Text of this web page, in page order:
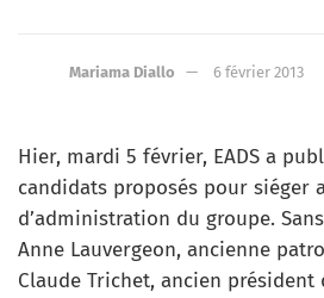
Mariama Diallo 6 février 2013
Hier, mardi 5 février, EADS a
candidats proposés pour siéger
d’administration du groupe.
Anne Lauvergeon, ancienne
Claude Trichet, ancien président